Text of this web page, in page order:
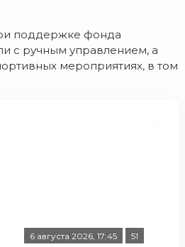
поддержке фонда
с ручным управлением, а
мероприятиях, в том
6 августа 2026, 17:45 51